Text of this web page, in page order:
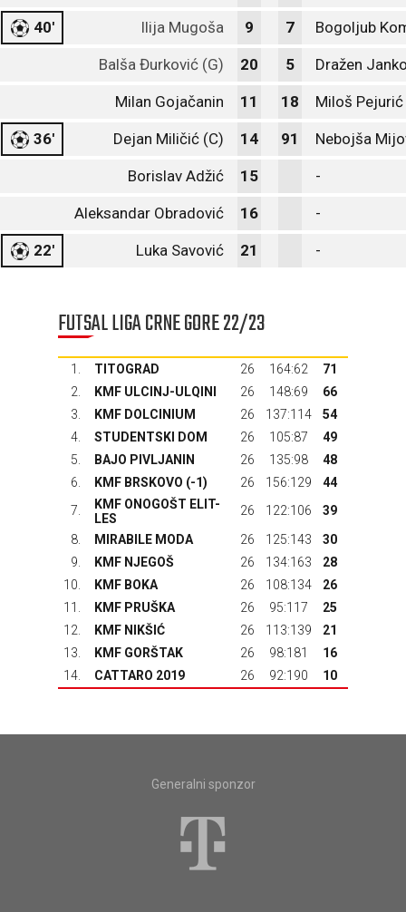
40' Ilija Mugoša 9 7 Bogoljub
Balša Đurković (G) 20 5 Dražen
Milan Gojačanin 11 18 Miloš Pejurić
36' Dejan Miličić (C) 14 91 Nebojša
Borislav Adžić 15 -
Aleksandar Obradović 16 -
22' Luka Savović 21 -
FUTSAL LIGA CRNE GORE 22/23
1. TITOGRAD 26 164:62
71
2.
KMF ULCINJ-ULQINI 26 148:69
66
3.
KMF DOLCINIUM 26 137:114
54
4.
STUDENTSKI DOM 26 105:87
49
5.
BAJO PIVLJANIN 26 135:98
48
6.
KMF BRSKOVO (-1) 26 156:129
44
7.
KMF ONOGOŠT ELIT-
LES
26 122:106
39
8.
MIRABILE MODA 26 125:143
30
9.
KMF NJEGOŠ 26 134:163
28
10.
KMF BOKA 26 108:134
26
11.
KMF PRUŠKA 26 95:117
25
12.
KMF NIKŠIĆ 26 113:139
21
13.
KMF GORŠTAK 26 98:181
16
14.
CATTARO 2019 26 92:190 10
Generalni sponzor